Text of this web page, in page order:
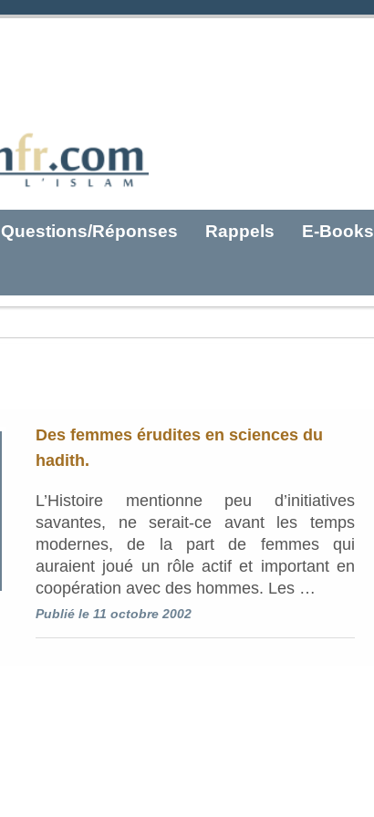
Questions/Réponses Rappels E-Books
Des femmes érudites en sciences du
hadith.
L’Histoire mentionne peu d’initiatives
savantes, ne serait-ce avant les temps
modernes, de la part de femmes qui
auraient joué un rôle actif et important en
coopération avec des hommes. Les …
Publié le 11 octobre 2002